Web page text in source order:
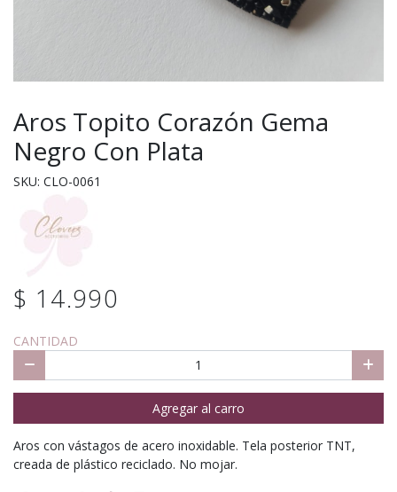
Aros Topito Corazón Gema
Negro Con Plata
SKU: CLO-0061
$ 14.990
CANTIDAD
Agregar al carro
Aros con vástagos de acero inoxidable. Tela posterior TNT,
creada de plástico reciclado. No mojar.